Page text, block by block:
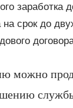
заработка
на срок до
можно